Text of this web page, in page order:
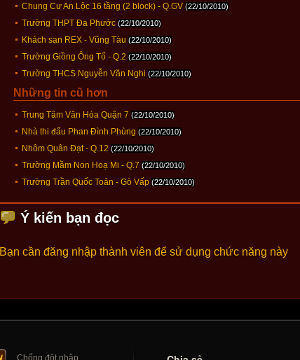
Chung Cư An Lộc 16 tầng (2 block) - Q.GV (22/10/2010)
Trường THPT Đa Phước (22/10/2010)
Khách sạn REX - Vũng Tàu (22/10/2010)
Trường Giồng Ông Tố - Q.2 (22/10/2010)
Trường THCS Nguyễn Văn Nghi (22/10/2010)
Những tin cũ hơn
Trung Tâm Văn Hóa Quận 7 (22/10/2010)
Nhà thi đấu Phan Đình Phùng (22/10/2010)
Nhôm Quân Đạt - Q.12 (22/10/2010)
Trường Mầm Non Hoạ Mi - Q.7 (22/10/2010)
Trường Trần Quốc Toản - Gò Vấp (22/10/2010)
Ý kiến bạn đọc
Bạn cần đăng nhập thành viên để sử dụng chức năng này
Chống đột nhập